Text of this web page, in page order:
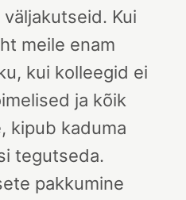
Kui
meile enam
kui kolleegid ei
ja kõik
kipub kaduma
tegutseda.
pakkumine